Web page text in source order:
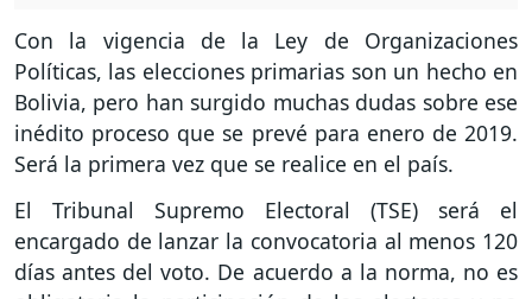
Con la vigencia de la Ley de Organizaciones
Políticas, las elecciones primarias son un hecho en
Bolivia, pero han surgido muchas dudas sobre ese
inédito proceso que se prevé para enero de 2019.
Será la primera vez que se realice en el país.
El Tribunal Supremo Electoral (TSE) será el
encargado de lanzar la convocatoria al menos 120
días antes del voto. De acuerdo a la norma, no es